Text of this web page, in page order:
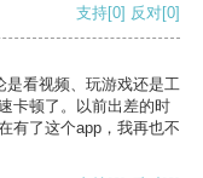
支持[0] 反对[0]
是看视频、玩游戏还是工
卡顿了。以前出差的时
有了这个app，我再也不